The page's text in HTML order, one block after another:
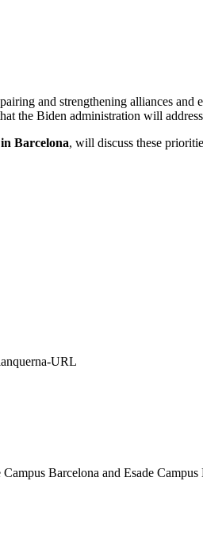
and strengthening alliances
the Biden administration will
Barcelona, will discuss these
URL
Barcelona and Esade Campus